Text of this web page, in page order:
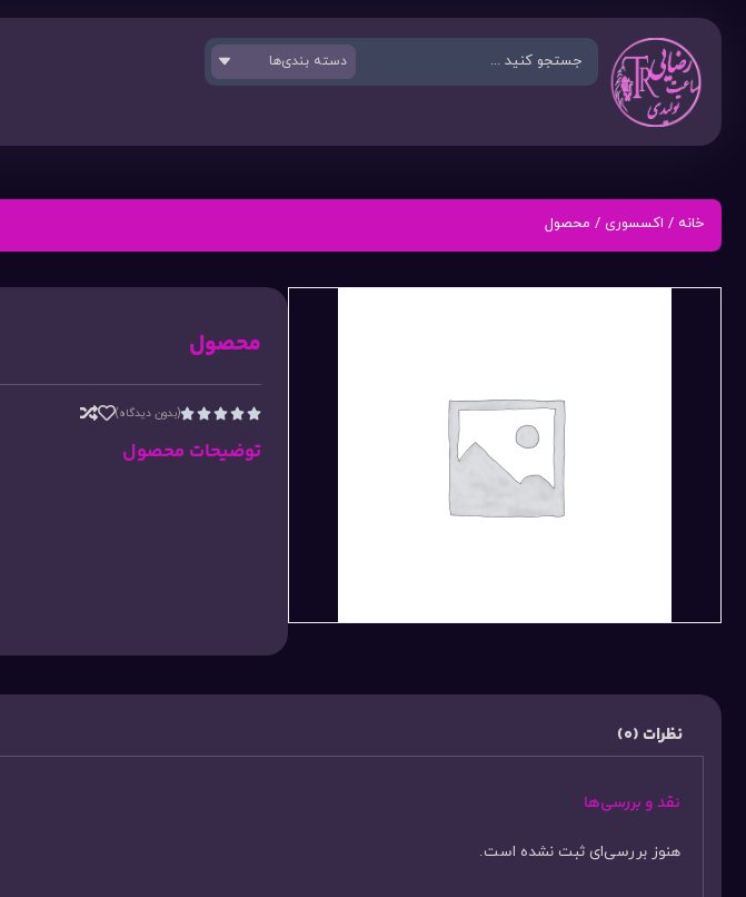
خانه / اکسسوری / محصول
محصول




(بدون دیدگاه)
توضیحات محصول
نظرات (0)
نقد و بررسی‌ها
هنوز بررسی‌ای ثبت نشده است.